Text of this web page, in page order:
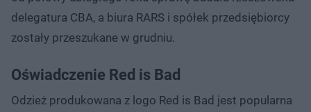
delegatura CBA, a biura RARS i spółek przedsiębiorcy
zostały przeszukane w grudniu.
Oświadczenie Red is Bad
Odzież produkowana z logo Red is Bad jest popularna